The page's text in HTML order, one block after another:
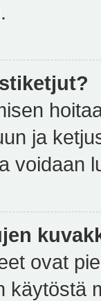
ja
voidaan
ovat
käytöstä